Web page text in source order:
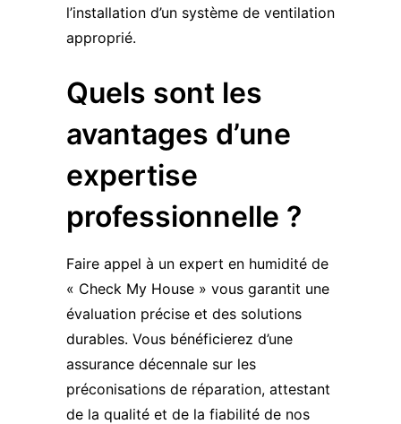
l’installation d’un système de ventilation
approprié.
Quels sont les
avantages d’une
expertise
professionnelle ?
Faire appel à un expert en humidité de
« Check My House » vous garantit une
évaluation précise et des solutions
durables. Vous bénéficierez d’une
assurance décennale sur les
préconisations de réparation, attestant
de la qualité et de la fiabilité de nos